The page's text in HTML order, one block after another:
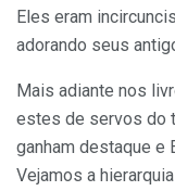
Eles eram
adorando seus
Mais adiante nos
estes de servos do
ganham destaque e
Vejamos a